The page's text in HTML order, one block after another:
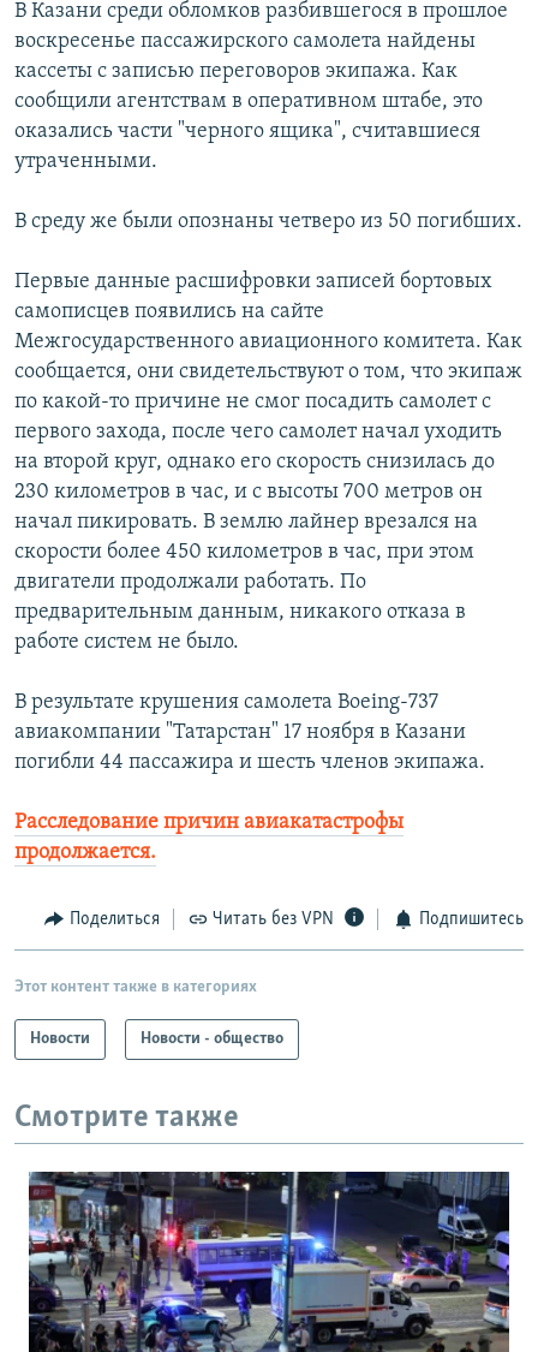
В Казани среди обломков разбившегося в прошлое
воскресенье пассажирского самолета найдены
кассеты с записью переговоров экипажа. Как
сообщили агентствам в оперативном штабе, это
оказались части "черного ящика", считавшиеся
утраченными.
В среду же были опознаны четверо из 50 погибших.
Первые данные расшифровки записей бортовых
самописцев появились на сайте
Межгосударственного авиационного комитета. Как
сообщается, они свидетельствуют о том, что экипаж
по какой-то причине не смог посадить cамолет с
первого захода, после чего самолет начал уходить
на второй круг, однако его скорость снизилась до
230 километров в час, и с высоты 700 метров он
начал пикировать. В землю лайнер врезался на
скорости более 450 километров в час, при этом
двигатели продолжали работать. По
предварительным данным, никакого отказа в
работе систем не было.
В результате крушения самолета Boeing-737
авиакомпании "Татарстан" 17 ноября в Казани
погибли 44 пассажира и шесть членов экипажа.
Расследование причин авиакатастрофы
продолжается.
Поделиться Читать без VPN Подпишитесь
Этот контент также в категориях
Новости Новости - общество
Смотрите также